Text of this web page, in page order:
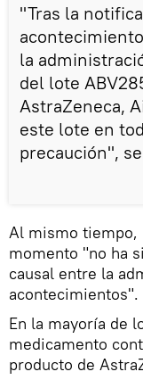
"Tras la
la
del lote
AstraZeneca,
este lote en
precaución",
Al mismo tiempo,
momento "no ha
causal entre la
acontecimientos".
En la mayoría de
medicamento
producto de